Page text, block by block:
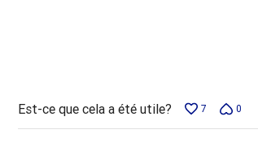
Est-ce que cela a été utile? 7 0